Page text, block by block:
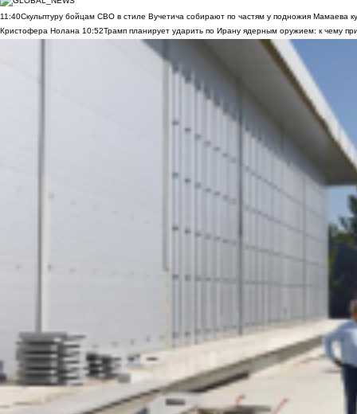
11:40Скульптуру бойцам СВО в стиле Вучетича собирают по частям у подножия Мамаева
Кристофера Нолана 10:52Трамп планирует ударить по Ирану ядерным оружием: к чему